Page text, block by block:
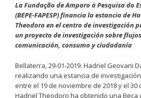
La Fundação de Amparo à Pesquisa do
(BEPE-FAPESP) financia la estancia de
Theodoro en el centro de investigación
un proyecto de investigación sobre
comunicación, consumo y ciudadanía
Bellaterra, 29-01-2019. Hadriel Geovani
realizando una estancia de investigación
entre el 19 de noviembre de 2018 y el 30
Hadriel Theodoro ha obtenido una Beca